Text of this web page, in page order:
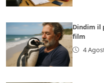
Dindim il
film
4